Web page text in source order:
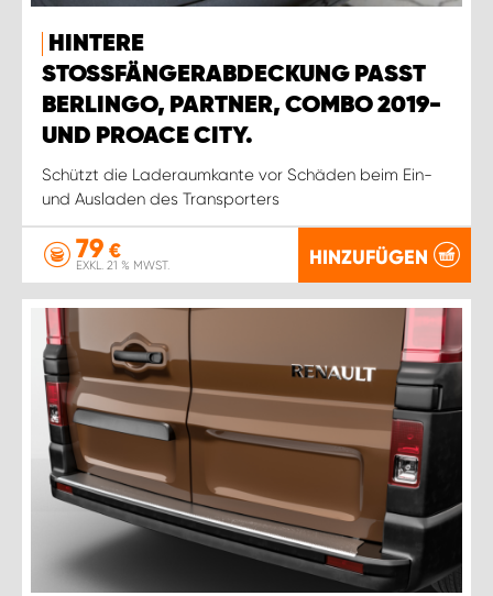
HINTERE
STOSSFÄNGERABDECKUNG PASST B
ERLINGO, PARTNER, COMBO 2019- U
ND PROACE CITY.
Schützt die Laderaumkante vor Schäden beim Ein-
und Ausladen des Transporters
79 €
EXKL. 21 % MWST. HINZUFÜGEN